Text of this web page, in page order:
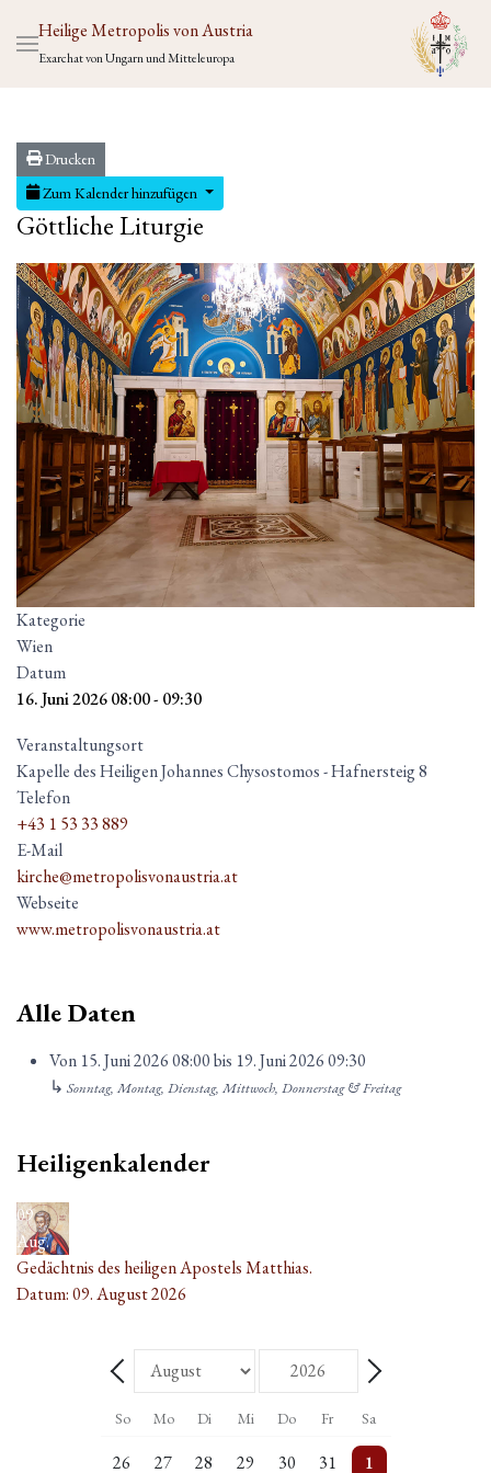
Heilige Metropolis von Austria
Exarchat von Ungarn und Mitteleuropa
Drucken
Zum Kalender hinzufügen
Göttliche Liturgie
Kategorie
Wien
Datum
16. Juni 202608:00- 09:30
Veranstaltungsort
Kapelle des Heiligen Johannes Chysostomos - Hafnersteig 8
Telefon
+43 1 53 33 889
E-Mail
kirche@metropolisvonaustria.at
Webseite
www.metropolisvonaustria.at
Alle Daten
Von 15. Juni 202608:00bis 19. Juni 202609:30
↳ Sonntag, Montag, Dienstag, Mittwoch, Donnerstag & Freitag
Heiligenkalender
09
Aug.
Gedächtnis des heiligen Apostels Matthias.
Datum:09. August 2026
Zurück - Monat
Monat
Weiter - Monat
So Mo Di Mi Do Fr Sa
26
5 Veranstaltungen
27
Einzelne Veranstaltung
28
2 Veranstaltungen
29
Einzelne Veranstaltung
30
2 Veranstaltungen
31
Einzelne Veranstaltung
1
5 Veranstaltungen